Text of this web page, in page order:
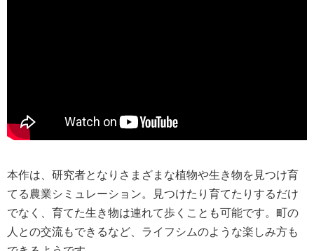
本作は、研究者となりさまざまな植物や生き物を見つけ育
てる農業シミュレーション。見つけたり育てたりするだけ
でなく、育てた生き物は連れて歩くことも可能です。町の
人との交流もできるなど、ライフシムのような楽しみ方も